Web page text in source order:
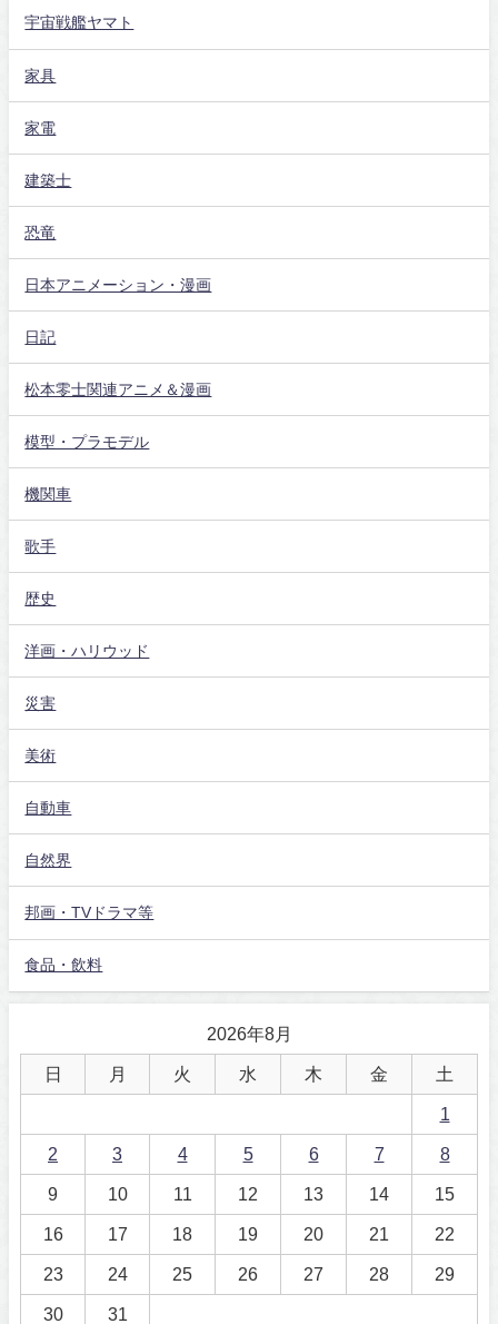
宇宙戦艦ヤマト
家具
家電
建築士
恐竜
日本アニメーション・漫画
日記
松本零士関連アニメ＆漫画
模型・プラモデル
機関車
歌手
歴史
洋画・ハリウッド
災害
美術
自動車
自然界
邦画・TVドラマ等
食品・飲料
2026年8月
日 月 火 水 木 金 土
1
2 3 4 5 6 7 8
9 10 11 12 13 14 15
16 17 18 19 20 21 22
23 24 25 26 27 28 29
30
31